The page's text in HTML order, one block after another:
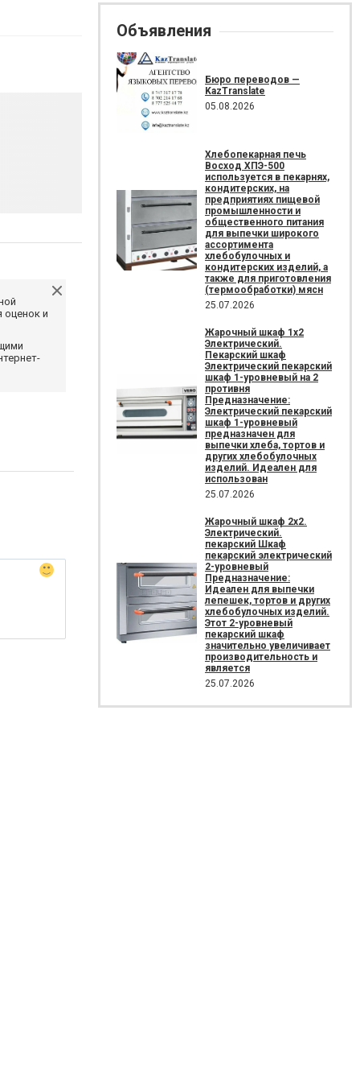
оценок и
Объявления
Бюро переводов —
KazTranslate
05.08.2026
Хлебопекарная печь
Восход ХПЭ-500
используется в пекарнях,
кондитерских, на
предприятиях пищевой
промышленности и
общественного питания
для выпечки широкого
ассортимента
хлебобулочных и
кондитерских изделий, а
также для приготовления
(термообработки) мясн
25.07.2026
Жарочный шкаф 1х2
Электрический.
Пекарский шкаф
Электрический пекарский
шкаф 1-уровневый на 2
противня
Предназначение:
Электрический пекарский
шкаф 1-уровневый
предназначен для
выпечки хлеба, тортов и
других хлебобулочных
изделий. Идеален для
использован
25.07.2026
Жарочный шкаф 2х2.
Электрический.
пекарский Шкаф
пекарский электрический
2-уровневый
Предназначение:
Идеален для выпечки
лепешек, тортов и других
хлебобулочных изделий.
Этот 2-уровневый
пекарский шкаф
значительно увеличивает
производительность и
является
25.07.2026